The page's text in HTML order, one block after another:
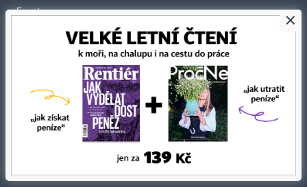
Eventy
Newslettery
Autorská práva vykonává vydavatel. Bez písemného svolení vydavatele je
zakázáno jakékoli užití částí nebo celku díla, zejména rozmnožování a šíření
jakýmkoli způsobem, mechanickým nebo elektronickým, v českém nebo
jiném jazyce. Bez souhlasu vydavatele je zakázáno též rozmnožování
obsahu pro účely automatizované analýzy textů nebo dat
podle ustanovení § 39c autorského zákona.
×